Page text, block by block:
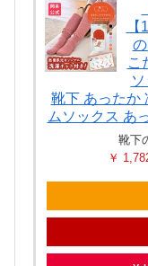
こ
靴下 あったか
ムソックス あ
靴下
￥